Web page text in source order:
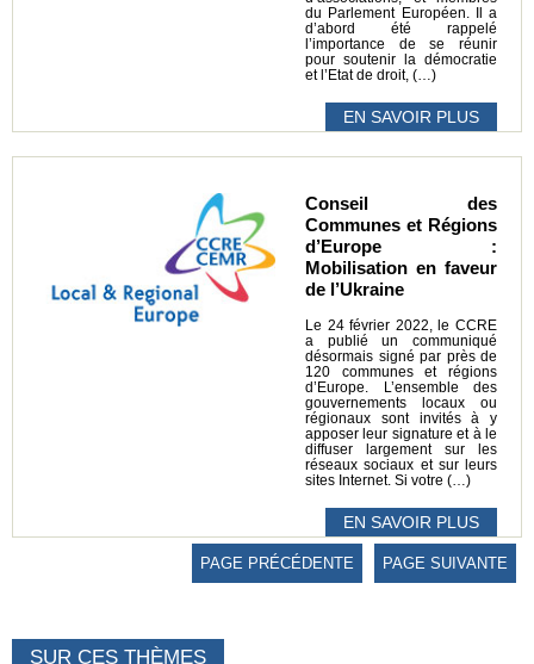
du Parlement Européen. Il a
d’abord été rappelé
l’importance de se réunir
pour soutenir la démocratie
et l’Etat de droit, (…)
EN SAVOIR PLUS
Conseil des
Communes et Régions
d’Europe :
Mobilisation en faveur
de l’Ukraine
Le 24 février 2022, le CCRE
a publié un communiqué
désormais signé par près de
120 communes et régions
d’Europe. L’ensemble des
gouvernements locaux ou
régionaux sont invités à y
apposer leur signature et à le
diffuser largement sur les
réseaux sociaux et sur leurs
sites Internet. Si votre (…)
EN SAVOIR PLUS
PAGE PRÉCÉDENTE PAGE SUIVANTE
SUR CES THÈMES